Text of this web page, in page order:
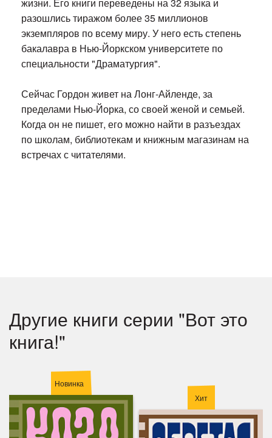
разошлись тиражом более 35 миллионов
экземпляров по всему миру. У него есть степень
бакалавра в Нью-Йоркском университете по
специальности "Драматургия".
Сейчас Гордон живет на Лонг-Айленде, за
пределами Нью-Йорка, со своей женой и семьей.
Когда он не пишет, его можно найти в разъездах
по школам, библиотекам и книжным магазинам на
встречах с читателями.
Другие книги серии "Вот это
книга!"
Новинка
Хит